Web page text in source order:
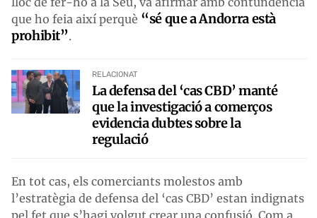
que ho feia així perquè “sé que a Andorra està
prohibit”.
RELACIONAT
La defensa del ‘cas CBD’ manté
que la investigació a comerços
evidencia dubtes sobre la
regulació
En tot cas, els comerciants molestos amb
l’estratègia de defensa del ‘cas CBD’ estan indignats
pel fet que s’hagi volgut crear una confusió. Com a